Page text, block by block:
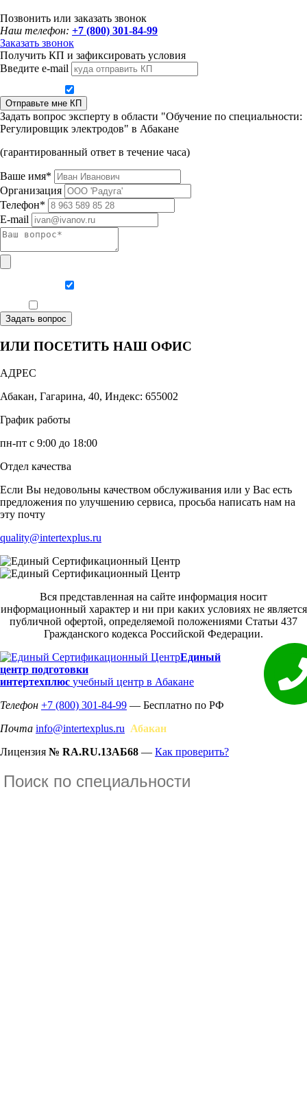
Позвонить или заказать звонок
Наш телефон: +7 (800) 301-84-99
Заказать звонок
Получить КП и зафиксировать условия
Введите e-mail
Отправьте мне КП
Задать вопрос эксперту в области "Обучение по специальности:
Регулировщик электродов" в Абакане
(гарантированный ответ в течение часа)
Ваше имя*
Организация
Телефон*
E-mail
Задать вопрос
ИЛИ ПОСЕТИТЬ НАШ ОФИС
АДРЕС
Абакан, Гагарина, 40, Индекс: 655002
График работы
пн-пт с 9:00 до 18:00
Отдел качества
Если Вы недовольны качеством обслуживания или у Вас есть
предложения по улучшению сервиса, просьба написать нам на
эту почту
quality@intertexplus.ru
Вся представленная на сайте информация носит
информационный характер и ни при каких условиях не является
публичной офертой, определяемой положениями Статьи 437
Гражданского кодекса Российской Федерации.
Единый
центр подготовки
интертехплюс учебный центр в Абакане
Телефон +7 (800) 301-84-99 — Бесплатно по РФ
Почта info@intertexplus.ru Абакан
Лицензия № RA.RU.13АБ68 — Как проверить?